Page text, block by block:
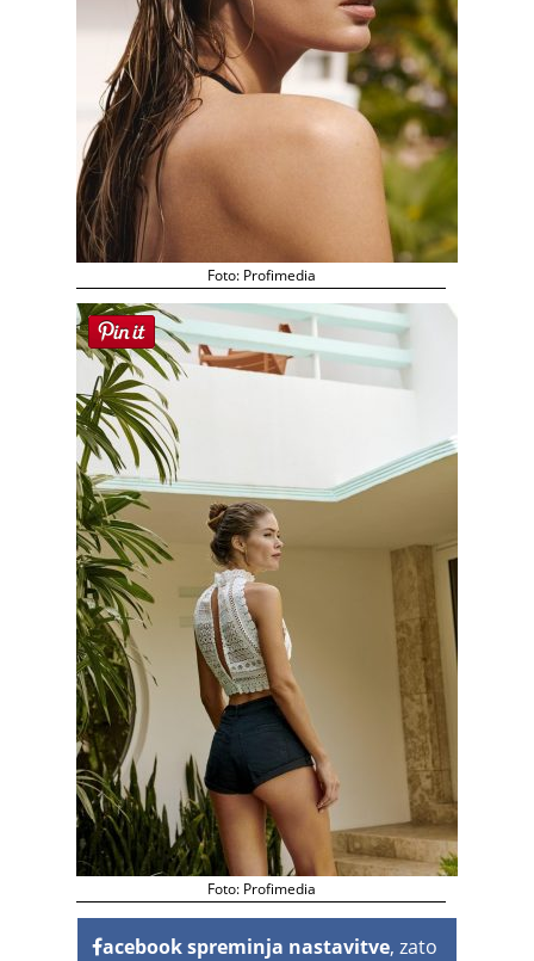
Foto: Profimedia
Foto: Profimedia
acebook spreminja nastavitve, zato